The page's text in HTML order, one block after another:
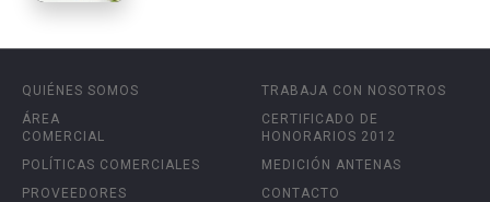
QUIÉNES SOMOS
ÁREA
COMERCIAL
POLÍTICAS COMERCIALES
PROVEEDORES
TRABAJA CON NOSOTROS
CERTIFICADO DE
HONORARIOS 2012
MEDICIÓN ANTENAS
CONTACTO